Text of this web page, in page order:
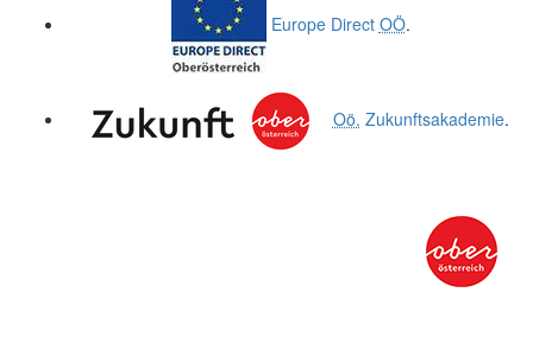
Europe Direct OÖ.
Oö. Zukunftsakademie.